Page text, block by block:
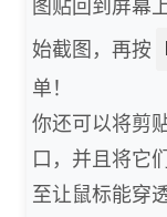
图贴回到屏幕
始截图，再按
单！
你还可以将剪
口，并且将它
至让鼠标能穿